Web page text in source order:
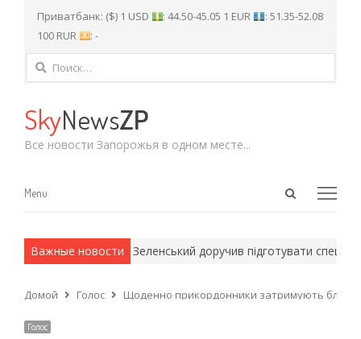
Приватбанк: ($) 1 USD : 44.50-45.05 1 EUR
: 51.35-52.08
100 RUR
: -
Найти:
SkyNewsZP
Все новости Запорожья в одном месте...
Open
Menu
Menu
Важные новости
методы. Зеленський доручив підготувати
Домой Голос Щоденно прикордонники затримують
Голос